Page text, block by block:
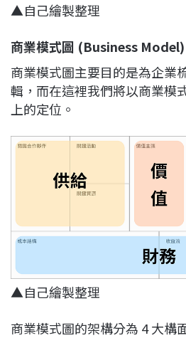
▲自己繪製整理
商業模式圖 (Business Model)
商業模式圖主要目的是為企業
輯，而在這裡我們將以商業模
上的定位。
▲自己繪製整理
商業模式圖的架構分為 4 大構